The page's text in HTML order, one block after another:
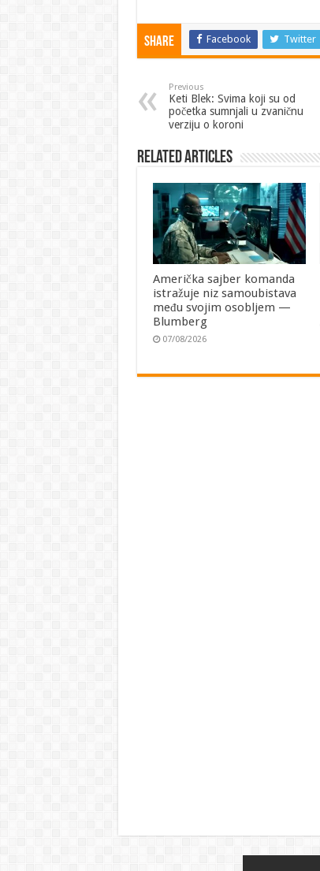
Share Facebook Twitter
Previous
Keti Blek: Svima koji su od
početka sumnjali u zvaničnu
verziju o koroni
Related Articles
Američka sajber komanda
istražuje niz samoubistava
među svojim osobljem —
Blumberg
07/08/2026